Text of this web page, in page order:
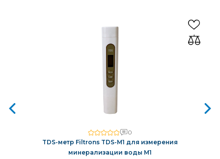
0
TDS-метр Filtrons TDS-M1 для измерения
минерализации воды M1